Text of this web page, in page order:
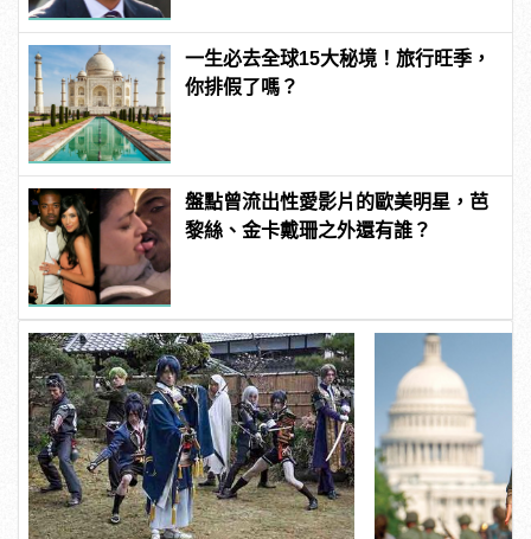
一生必去全球15大秘境！旅行旺季，
你排假了嗎？
盤點曾流出性愛影片的歐美明星，芭
黎絲、金卡戴珊之外還有誰？